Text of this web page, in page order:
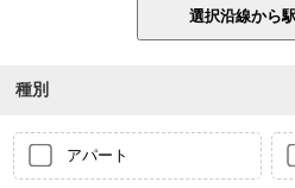
種別
アパート